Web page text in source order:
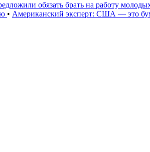
обязать брать на работу
• Американский эксперт: США — это